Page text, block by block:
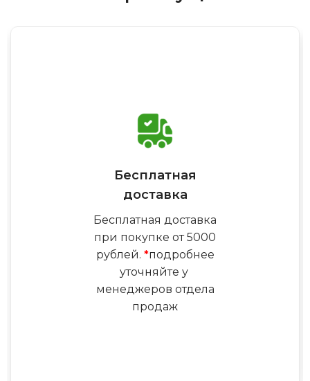
Бесплатная
доставка
Бесплатная доставка
при покупке от 5000
рублей. *подробнее
уточняйте у
менеджеров отдела
продаж